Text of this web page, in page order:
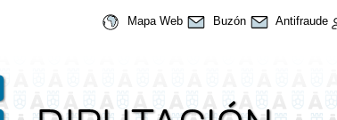
Mapa Web Buzón Antifraude